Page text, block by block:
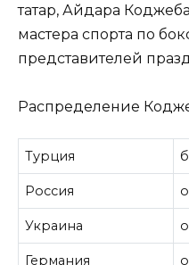
татар, Айдара
мастера спорта по
представителей
Распределение
Турция
Россия
Украина
Германия